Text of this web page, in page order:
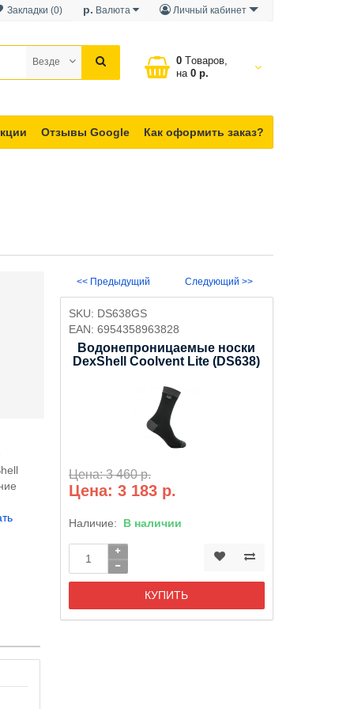
Личный кабинет
р. Валюта
Закладки (0)
0 Tоваров,
на
0 р.
Везде
Отзывы Google Как оформить заказ?
<< Предыдущий Следующий >>
SKU: DS638GS
EAN: 6954358963828
Водонепроницаемые носки
DexShell Coolvent Lite (DS638)
Цена: 3 460 р.
Цена: 3 183 р.
Наличие: В наличии
КУПИТЬ